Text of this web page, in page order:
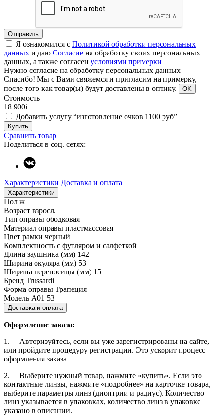
Отправить
Я ознакомился с Политикой обработки персональных
данных и даю Согласие на обработку своих персональных
данных, а также согласен условиями примерки
Нужно согласие на обработку персональных данных
Спасибо! Мы с Вами свяжемся и пригласим на примерку,
после того как товар(ы) будут доставлены в оптику.
OK
Стоимость
18 900i
Добавить услугу “изготовление очков 1100 руб”
Купить
Сравнить товар
Поделиться в соц. сетях:
Характеристики Доставка и оплата
Характеристики
Пол ж
Возраст взросл.
Тип оправы ободковая
Материал оправы пластмассовая
Цвет рамки черный
Комплектность с футляром и салфеткой
Длина заушника (мм) 142
Ширина окуляра (мм) 53
Ширина переносицы (мм) 15
Бренд Trussardi
Форма оправы Трапеция
Модель A01 53
Доставка и оплата
Оформление заказа:
1. Авторизуйтесь, если вы уже зарегистрированы на сайте,
или пройдите процедуру регистрации. Это ускорит процесс
оформления заказа.
2. Выберите нужный товар, нажмите «купить». Если это
контактные линзы, нажмите «подробнее» на карточке товара,
выберите параметры линз (диоптрии и радиус). Количество
линз указывается в упаковках, количество линз в упаковке
указано в описании.